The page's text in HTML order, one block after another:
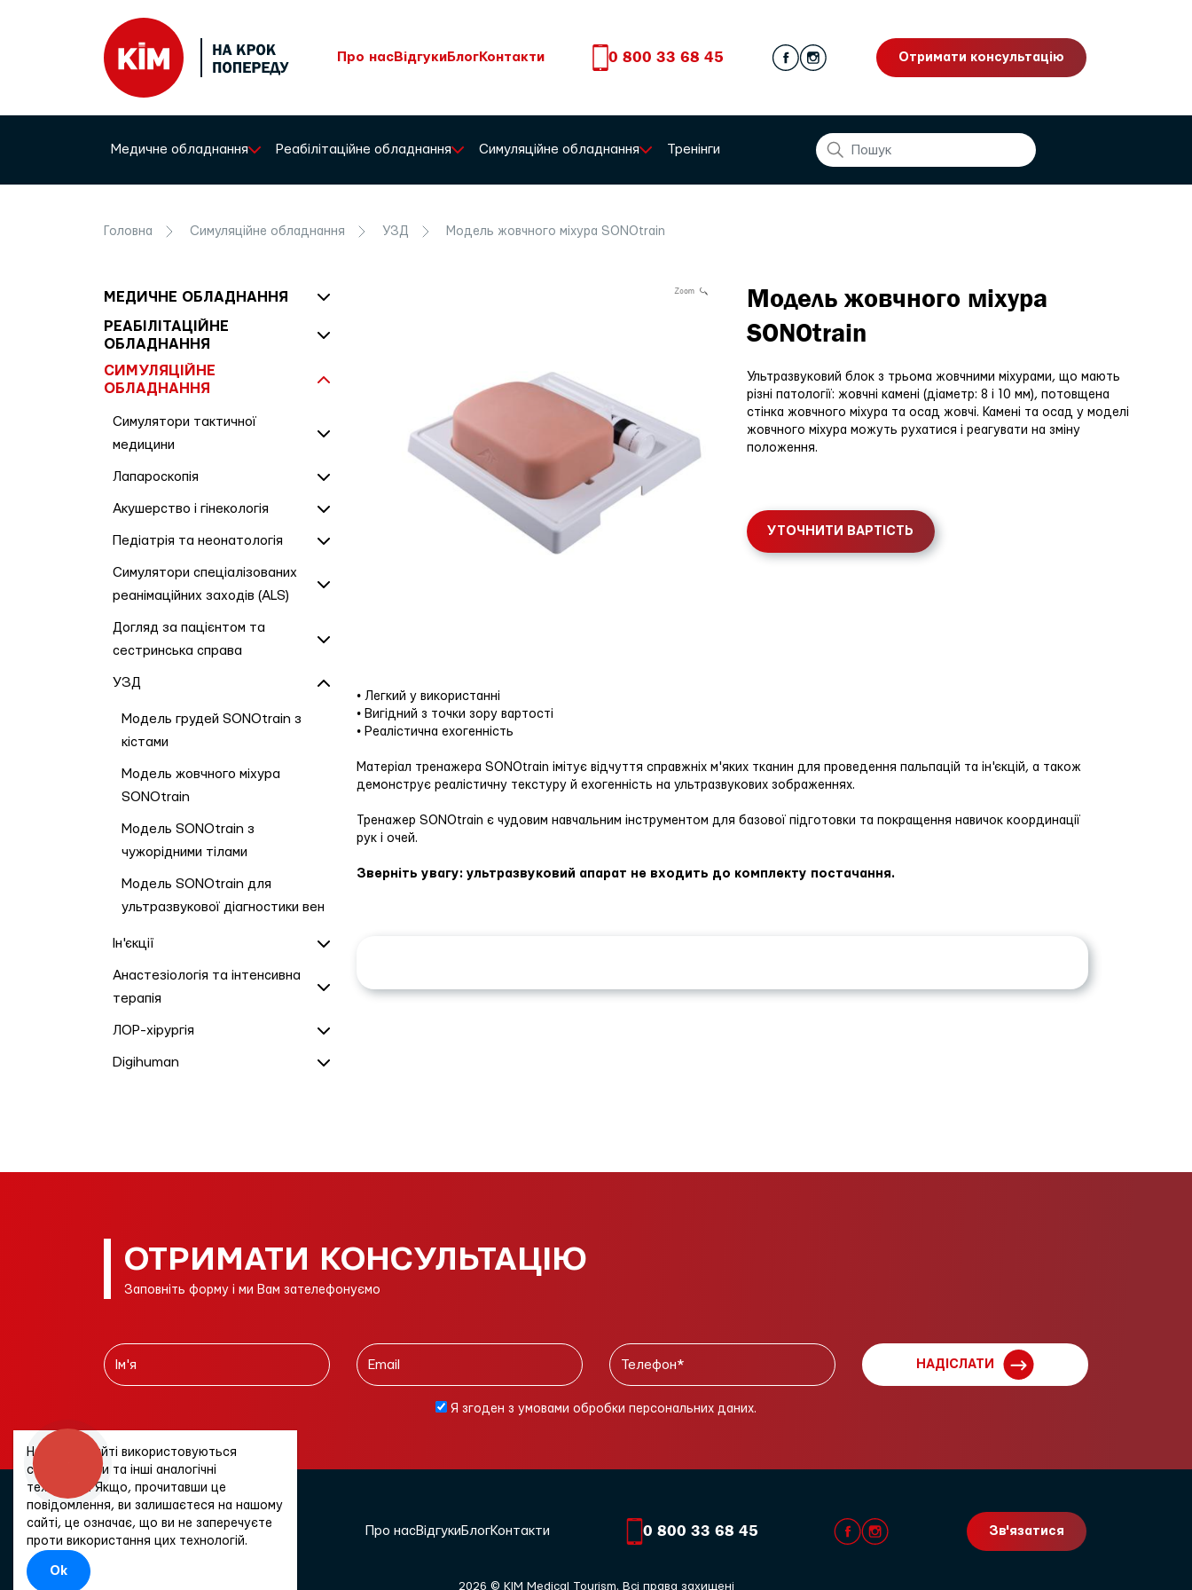
Про нас Відгуки Блог Контакти 0 800 33 68 45 Отримати консультацію
Медичне обладнання Реабілітаційне обладнання Симуляційне обладнання Тренінги
Головна Симуляційне обладнання УЗД Модель жовчного міхура SONOtrain
МЕДИЧНЕ ОБЛАДНАННЯ
РЕАБІЛІТАЦІЙНЕ
ОБЛАДНАННЯ
СИМУЛЯЦІЙНЕ
ОБЛАДНАННЯ
Симулятори тактичної
медицини
Лапароскопія
Акушерство і гінекологія
Педіатрія та неонатологія
Симулятори спеціалізованих
реанімаційних заходів (ALS)
Догляд за пацієнтом та
сестринська справа
УЗД
Модель грудей SONOtrain з
кістами
Модель жовчного міхура
SONOtrain
Модель SONOtrain з
чужорідними тілами
Модель SONOtrain для
ультразвукової діагностики вен
Ін'єкції
Анастезіологія та інтенсивна
терапія
ЛОР-хірургія
Digihuman
Модель жовчного міхура
SONOtrain
Ультразвуковий блок з трьома жовчними міхурами, що мають
різні патології: жовчні камені (діаметр: 8 і 10 мм), потовщена
стінка жовчного міхура та осад жовчі. Камені та осад у моделі
жовчного міхура можуть рухатися і реагувати на зміну
положення.
УТОЧНИТИ ВАРТІСТЬ
• Легкий у використанні
• Вигідний з точки зору вартості
• Реалістична ехогенність
Матеріал тренажера SONOtrain імітує відчуття справжніх м'яких тканин для проведення пальпацій та ін'єкцій, а також
демонструє реалістичну текстуру й ехогенність на ультразвукових зображеннях.
Тренажер SONOtrain є чудовим навчальним інструментом для базової підготовки та покращення навичок координації
рук і очей.
Зверніть увагу: ультразвуковий апарат не входить до комплекту постачання.
ОТРИМАТИ КОНСУЛЬТАЦІЮ
Заповніть форму і ми Вам зателефонуємо
НАДІСЛАТИ
Я згоден з умовами обробки персональних даних.
Про насВідгуки БлогКонтакти 0 800 33 68 45 Зв'язатися
2026 © KIM Medical Tourism. Всі права захищені
На цьому сайті використовуються
cookie-файли та інші аналогічні
технології. Якщо, прочитавши це
повідомлення, ви залишаєтеся на нашому
сайті, це означає, що ви не заперечуєте
проти використання цих технологій.
Ok